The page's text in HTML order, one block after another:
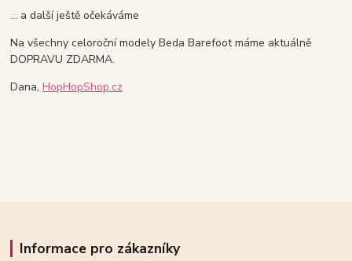
... a další ještě očekáváme
Na všechny celoroční modely Beda Barefoot máme aktuálně
DOPRAVU ZDARMA.
Dana,HopHopShop.cz
Informace pro zákazníky